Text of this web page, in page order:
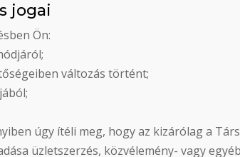
jogai
Ön:
változás történt;
úgy ítéli meg, hogy az kizárólag a
üzletszerzés, közvélemény- vagy